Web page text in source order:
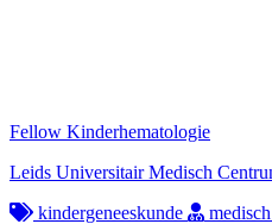
Fellow Kinderhematologie
Leids Universitair Medisch
kindergeneeskunde